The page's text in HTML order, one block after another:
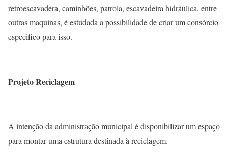
retroescavadera, caminhões, patrola, escavadeira hidráulica, entre
outras maquinas, é estudada a possibilidade de criar um consórcio
especifico para isso.
Projeto Reciclagem
A intenção da administração municipal é disponibilizar um espaço
para montar uma estrutura destinada à reciclagem.